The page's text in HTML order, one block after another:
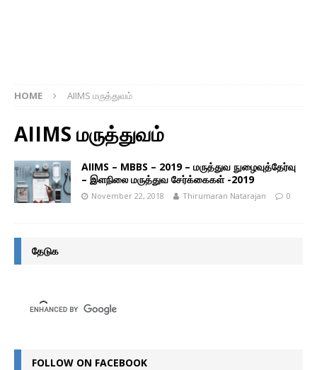
HOME AIIMS மருத்துவம்
AIIMS மருத்துவம்
AIIMS – MBBS – 2019 – மருத்துவ நுழைவுத்தேர்வு
– இளநிலை மருத்துவ சேர்க்கைகள் -2019
November 22, 2018 Thirumaran Natarajan 0
தேடுக
FOLLOW ON FACEBOOK